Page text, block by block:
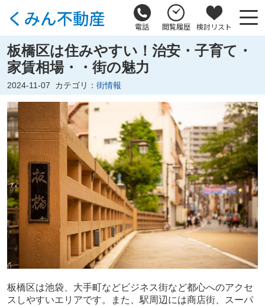
電話 閲覧履歴 検討リスト
板橋区は住みやすい！治安・子育て・
家賃相場・・街の魅力
2024-11-07 カテゴリ： 街情報
板橋区は池袋、大手町などビジネス街など都心へのアクセ
スしやすいエリアです。また、駅周辺には商店街、スーパ